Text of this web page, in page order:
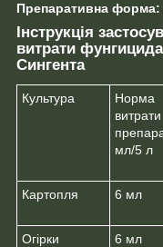
Препаративна форма:
Інструкція
витрати
Сингента
Культура
Норма
витрати
мл/5 л
Картопля 6 мл
Огірки
6 мл